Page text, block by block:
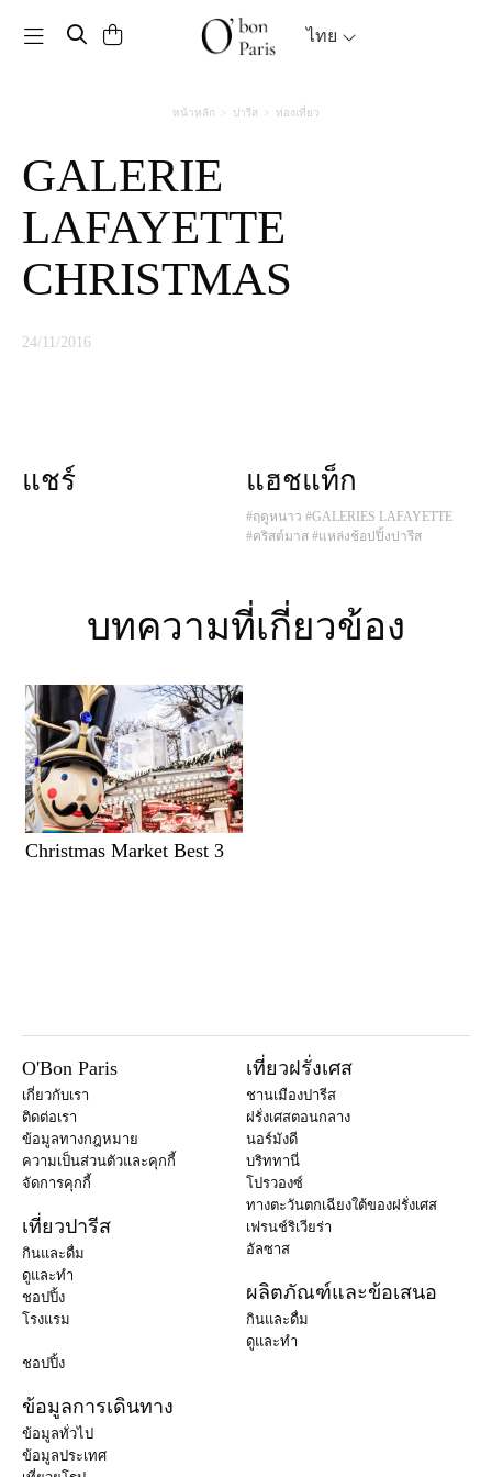
Toggle navigation ไทย
หน้าหลัก ปารีส ท่องเที่ยว
GALERIE
LAFAYETTE
CHRISTMAS
24/11/2016
แชร์ แฮชแท็ก
#ฤดูหนาว #GALERIES LAFAYETTE
#คริสต์มาส #แหล่งช้อปปิ้งปารีส
บทความที่เกี่ยวข้อง
Christmas Market Best 3
O'Bon Paris
เกี่ยวกับเรา
ติดต่อเรา
ข้อมูลทางกฎหมาย
ความเป็นส่วนตัวและคุกกี้
จัดการคุกกี้
เที่ยวปารีส
กินและดื่ม
ดูและทำ
ชอปปิ้ง
โรงแรม
เที่ยวฝรั่งเศส
ชานเมืองปารีส
ฝรั่งเศสตอนกลาง
นอร์มังดี
บริททานี่
โปรวองซ์
ทางตะวันตกเฉียงใต้ของฝรั่งเศส
เฟรนช์ริเวียร่า
อัลซาส
ผลิตภัณฑ์และข้อเสนอ
กินและดื่ม
ดูและทำ
ชอปปิ้ง
ข้อมูลการเดินทาง
ข้อมูลทั่วไป
ข้อมูลประเทศ